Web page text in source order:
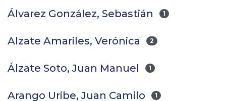
Álvarez González, Sebastián 1
Alzate Amariles, Verónica 2
Álzate Soto, Juan Manuel 1
Arango Uribe, Juan Camilo 1